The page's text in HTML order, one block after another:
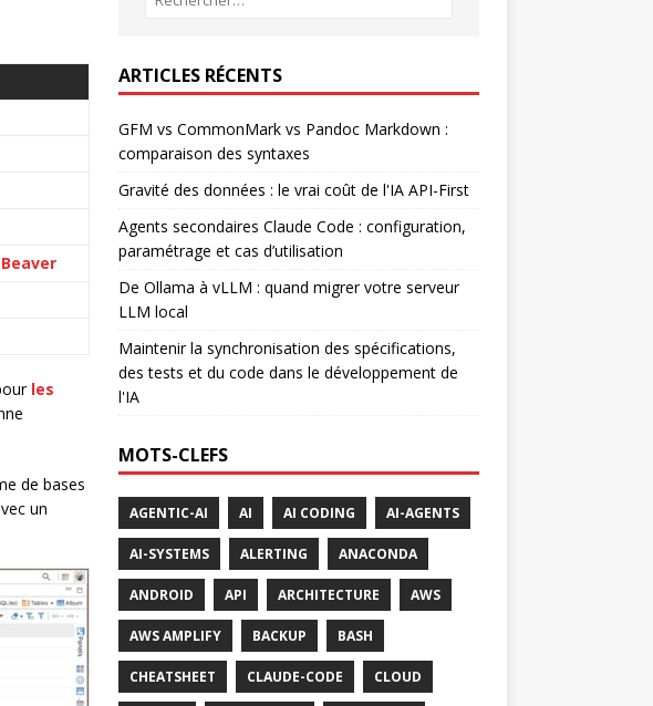
les
de bases
un
ARTICLES RÉCENTS
GFM vs CommonMark vs Pandoc Markdown :
comparaison des syntaxes
Gravité des données : le vrai coût de l'IA API-First
Agents secondaires Claude Code : configuration,
paramétrage et cas d’utilisation
De Ollama à vLLM : quand migrer votre serveur
LLM local
Maintenir la synchronisation des spécifications,
des tests et du code dans le développement de
l'IA
MOTS-CLEFS
AGENTIC-AI AI AI CODING AI-AGENTS
AI-SYSTEMS ALERTING ANACONDA
ANDROID API ARCHITECTURE AWS
AWS AMPLIFY BACKUP BASH
CHEATSHEET CLAUDE-CODE CLOUD